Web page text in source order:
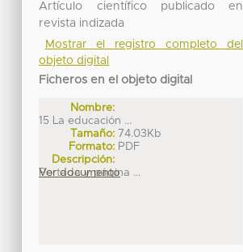
Artículo científico publicado en
revista indizada
Mostrar el registro completo del
objeto digital
Ficheros en el objeto digital
Nombre:
15 La educación ...
Tamaño: 74.03Kb
Formato: PDF
Descripción:
Portada y página ...
Ver documento